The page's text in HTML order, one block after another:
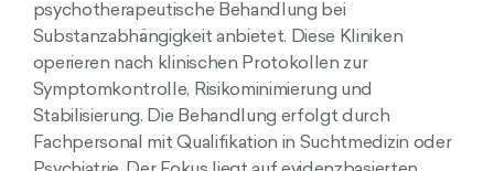
psychotherapeutische Behandlung bei
Substanzabhängigkeit anbietet. Diese Kliniken
operieren nach klinischen Protokollen zur
Symptomkontrolle, Risikominimierung und
Stabilisierung. Die Behandlung erfolgt durch
Fachpersonal mit Qualifikation in Suchtmedizin oder